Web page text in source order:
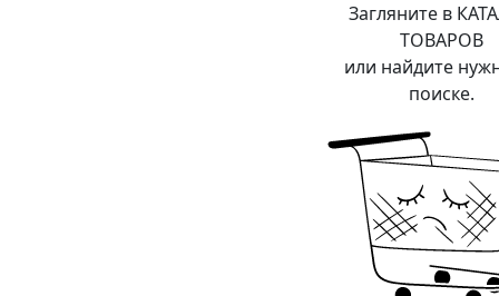
Загляните в
ТОВАРОВ
или найдите
поиске.